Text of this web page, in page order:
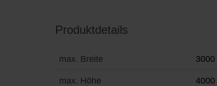
Produktdetails
max. Breite 3000
max. Höhe 4000